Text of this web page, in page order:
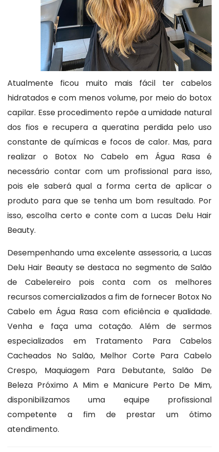
Atualmente ficou muito mais fácil ter cabelos
hidratados e com menos volume, por meio do botox
capilar. Esse procedimento repõe a umidade natural
dos fios e recupera a queratina perdida pelo uso
constante de químicas e focos de calor. Mas, para
realizar o Botox No Cabelo em Água Rasa é
necessário contar com um profissional para isso,
pois ele saberá qual a forma certa de aplicar o
produto para que se tenha um bom resultado. Por
isso, escolha certo e conte com a Lucas Delu Hair
Beauty.
Desempenhando uma excelente assessoria, a Lucas
Delu Hair Beauty se destaca no segmento de Salão
de Cabelereiro pois conta com os melhores
recursos comercializados a fim de fornecer Botox No
Cabelo em Água Rasa com eficiência e qualidade.
Venha e faça uma cotação. Além de sermos
especializados em Tratamento Para Cabelos
Cacheados No Salão, Melhor Corte Para Cabelo
Crespo, Maquiagem Para Debutante, Salão De
Beleza Próximo A Mim e Manicure Perto De Mim,
disponibilizamos uma equipe profissional
competente a fim de prestar um ótimo
atendimento.